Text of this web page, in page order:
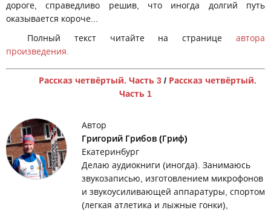
дороге, справедливо решив, что иногда долгий путь
оказывается короче...
Полный текст читайте на странице автора
произведения.
Рассказ четвёртый. Часть 3/ Рассказ четвёртый.
Часть 1
Автор
Григорий Грибов (Гриф)
Екатеринбург
Делаю аудиокниги (иногда). Занимаюсь
звукозаписью, изготовлением микрофонов
и звукоусиливающей аппаратуры, спортом
(легкая атлетика и лыжные гонки),